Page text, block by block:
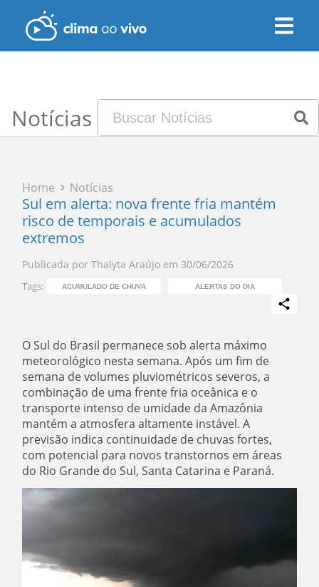
Notícias
Home Notícias
Sul em alerta: nova frente fria mantém
risco de temporais e acumulados
extremos
Publicada por Thalyta Araújo em 30/06/2026
Tags: ACUMULADO DE CHUVA ALERTAS DO DIA
O Sul do Brasil permanece sob alerta máximo
meteorológico nesta semana. Após um fim de
semana de volumes pluviométricos severos, a
combinação de uma frente fria oceânica e o
transporte intenso de umidade da Amazônia
mantém a atmosfera altamente instável. A
previsão indica continuidade de chuvas fortes,
com potencial para novos transtornos em áreas
do Rio Grande do Sul, Santa Catarina e Paraná.